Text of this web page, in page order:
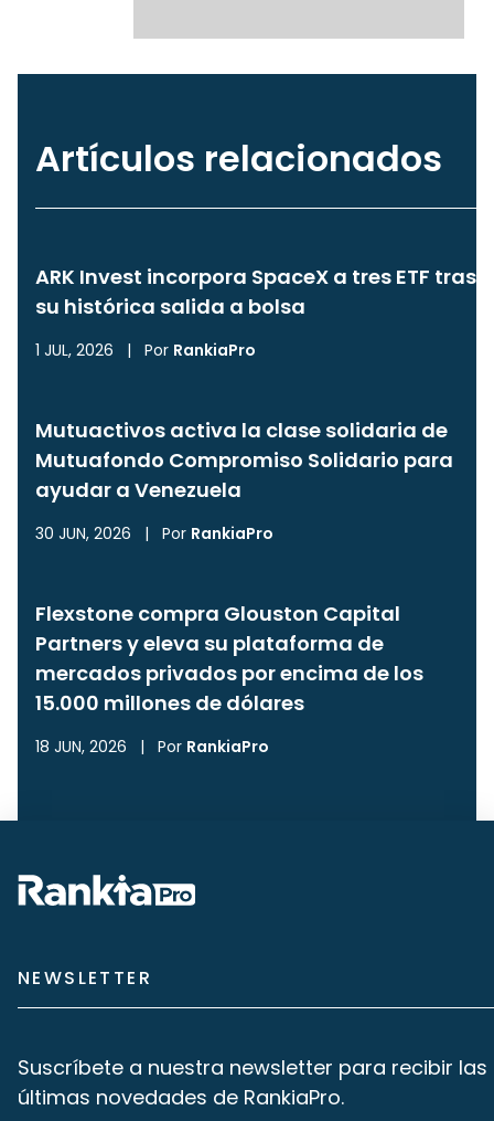
Artículos relacionados
ARK Invest incorpora SpaceX a tres ETF tras
su histórica salida a bolsa
1 JUL, 2026 | Por RankiaPro
Mutuactivos activa la clase solidaria de
Mutuafondo Compromiso Solidario para
ayudar a Venezuela
30 JUN, 2026 | Por RankiaPro
Flexstone compra Glouston Capital
Partners y eleva su plataforma de
mercados privados por encima de los
15.000 millones de dólares
18 JUN, 2026 | Por RankiaPro
NEWSLETTER
Suscríbete a nuestra newsletter para recibir las
últimas novedades de RankiaPro.